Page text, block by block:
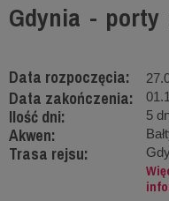
Gdynia - porty
Data rozpoczęcia:
Data zakończenia:
Ilość dni: 5
Akwen:
Trasa rejsu: